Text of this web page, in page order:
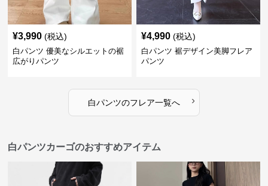
¥3,990 (税込)
白パンツ 優美なシルエットの裾
広がりパンツ
¥4,990 (税込)
白パンツ 裾デザイン美脚フレア
パンツ
白パンツのフレア一覧へ ›
白パンツカーゴのおすすめアイテム